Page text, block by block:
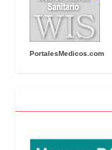
PortalesMedicos.com